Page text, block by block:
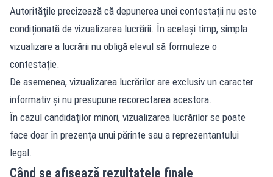
Autoritățile precizează că depunerea unei contestații nu este
condiționată de vizualizarea lucrării. În același timp, simpla
vizualizare a lucrării nu obligă elevul să formuleze o
contestație.
De asemenea, vizualizarea lucrărilor are exclusiv un caracter
informativ și nu presupune recorectarea acestora.
În cazul candidaților minori, vizualizarea lucrărilor se poate
face doar în prezența unui părinte sau a reprezentantului
legal.
Când se afișează rezultatele finale